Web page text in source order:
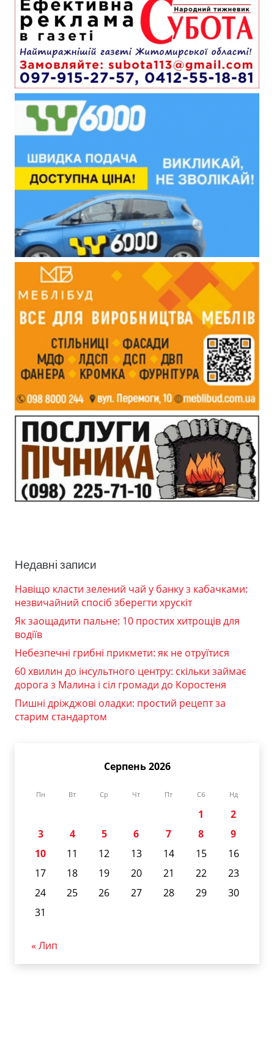
Недавні записи
Навіщо класти зелений чай у банку з кабачками:
незвичайний спосіб зберегти хрускіт
Як заощадити пальне: 10 простих хитрощів для
водіїв
Небезпечні грибні прикмети: як не отруїтися
60 хвилин до інсультного центру: скільки займає
дорога з Малина і сіл громади до Коростеня
Пишні дріжджові оладки: простий рецепт за
старим стандартом
Серпень 2026
Пн Вт Ср Чт Пт Сб Нд
1
2
3
4 5 6 7 8
9
10
11 12 13 14 15
16
17
18 19 20 21 22
23
24
25 26 27 28 29
30
31
« Лип